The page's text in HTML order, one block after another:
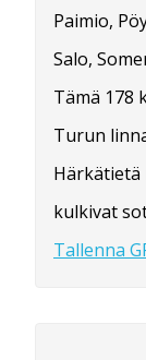
Paimio,
Salo,
Tämä 178
Turun
Härkätietä
kulkivat
Tallenna